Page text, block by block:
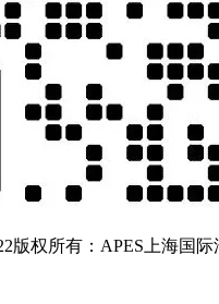
版权所有：APES上海国